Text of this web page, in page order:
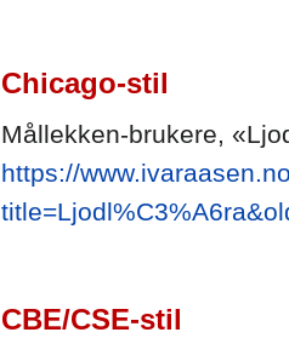
Chicago-stil
Mållekken-brukere,
https://
CBE/CSE-stil